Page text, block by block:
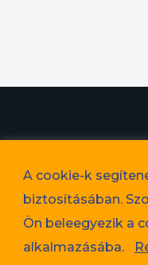
A cookie-k
biztosításában.
Ön beleegyezik a
alkalmazásába.